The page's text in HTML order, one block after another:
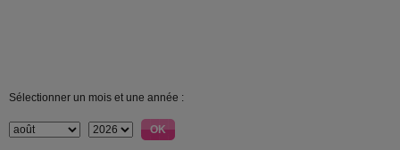
Sélectionner un mois et une année :